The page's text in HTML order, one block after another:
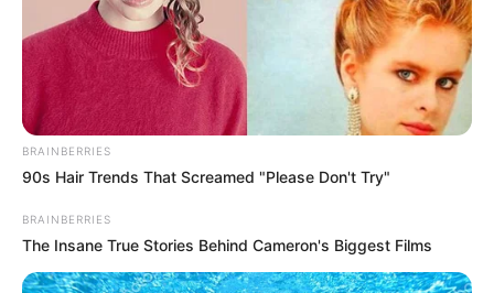
BRAINBERRIES
90s Hair Trends That Screamed "Please Don't Try"
BRAINBERRIES
The Insane True Stories Behind Cameron's Biggest Films